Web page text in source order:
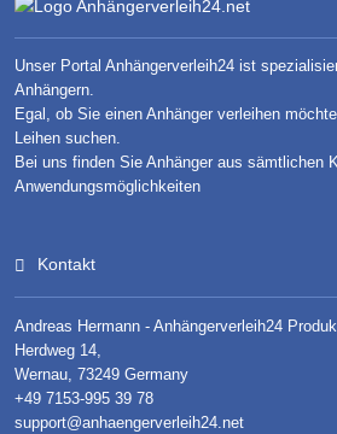
Unser Portal Anhängerverleih24 ist
Anhängern.
Egal, ob Sie einen Anhänger verleihen
Leihen suchen.
Bei uns finden Sie Anhänger aus sämtlichen
Anwendungsmöglichkeiten
Kontakt
Andreas Hermann - Anhängerverleih24
Herdweg 14,
Wernau, 73249 Germany
+49 7153-995 39 78
support@anhaengerverleih24.net